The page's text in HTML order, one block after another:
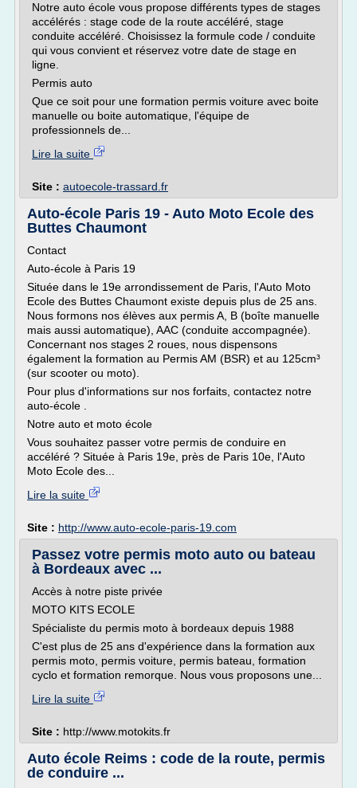
Notre auto école vous propose différents types de stages
accélérés : stage code de la route accéléré, stage
conduite accéléré. Choisissez la formule code / conduite
qui vous convient et réservez votre date de stage en
ligne.
Permis auto
Que ce soit pour une formation permis voiture avec boite
manuelle ou boite automatique, l'équipe de
professionnels de...
Lire la suite
Site : autoecole-trassard.fr
Auto-école Paris 19 - Auto Moto Ecole des
Buttes Chaumont
Contact
Auto-école à Paris 19
Située dans le 19e arrondissement de Paris, l'Auto Moto
Ecole des Buttes Chaumont existe depuis plus de 25 ans.
Nous formons nos élèves aux permis A, B (boîte manuelle
mais aussi automatique), AAC (conduite accompagnée).
Concernant nos stages 2 roues, nous dispensons
également la formation au Permis AM (BSR) et au 125cm³
(sur scooter ou moto).
Pour plus d'informations sur nos forfaits, contactez notre
auto-école .
Notre auto et moto école
Vous souhaitez passer votre permis de conduire en
accéléré ? Située à Paris 19e, près de Paris 10e, l'Auto
Moto Ecole des...
Lire la suite
Site : http://www.auto-ecole-paris-19.com
Passez votre permis moto auto ou bateau
à Bordeaux avec ...
Accès à notre piste privée
MOTO KITS ECOLE
Spécialiste du permis moto à bordeaux depuis 1988
C'est plus de 25 ans d'expérience dans la formation aux
permis moto, permis voiture, permis bateau, formation
cyclo et formation remorque. Nous vous proposons une...
Lire la suite
Site : http://www.motokits.fr
Auto école Reims : code de la route, permis
de conduire ...